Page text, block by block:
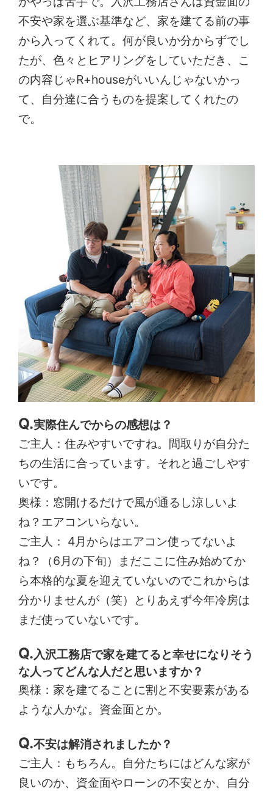
不安や家を選ぶ基準など、家を建てる前の事
から入ってくれて。何が良いか分からずでし
たが、色々とヒアリングをしていただき、こ
の内容じゃR+houseがいいんじゃないかっ
て、自分達に合うものを提案してくれたの
で。
実際住んでからの感想は？
ご主人：住みやすいですね。間取りが自分た
ちの生活に合っています。それと過ごしやす
いです。
奥様：窓開けるだけで風が通るし涼しいよ
ね？エアコンいらない。
ご主人： 4月からはエアコン使ってないよ
ね？（6月の下旬）まだここに住み始めてか
ら本格的な夏を迎えていないのでこれからは
分かりませんが（笑）とりあえず今年冷房は
まだ使っていないです。
入沢工務店で家を建てると幸せになりそう
な人ってどんな人だと思いますか？
奥様：家を建てることに割と不安要素がある
ような人かな。資金面とか。
不安は解消されましたか？
ご主人：もちろん。自分たちにはどんな家が
良いのか、資金面やローンの不安とか、自分